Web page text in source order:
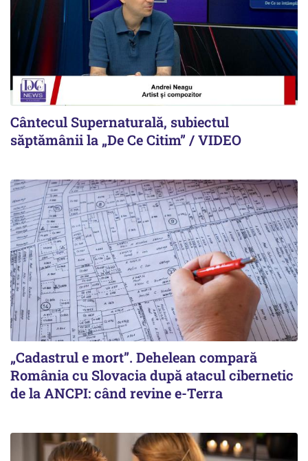
Cântecul Supernaturală, subiectul
săptămânii la „De Ce Citim” / VIDEO
„Cadastrul e mort”. Dehelean compară
România cu Slovacia după atacul cibernetic
de la ANCPI: când revine e-Terra